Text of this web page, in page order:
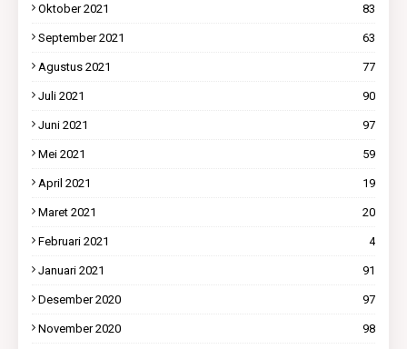
Oktober 2021 83
September 2021 63
Agustus 2021 77
Juli 2021 90
Juni 2021 97
Mei 2021 59
April 2021 19
Maret 2021 20
Februari 2021 4
Januari 2021 91
Desember 2020 97
November 2020 98